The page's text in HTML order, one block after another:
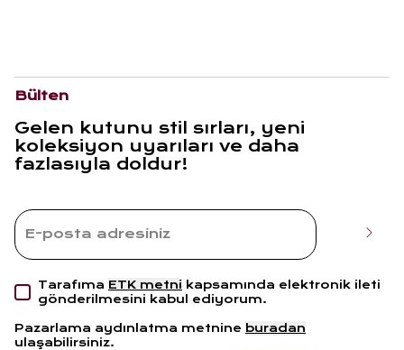
Bülten
Gelen kutunu stil sırları, yeni
koleksiyon uyarıları ve daha
fazlasıyla doldur!
Tarafıma ETK metni kapsamında elektronik ileti
gönderilmesini kabul ediyorum.
Pazarlama aydınlatma metnine buradan
ulaşabilirsiniz.